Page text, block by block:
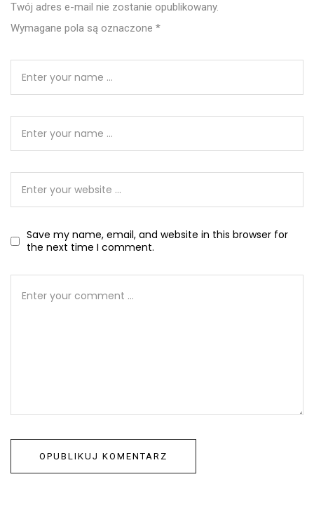
Twój adres e-mail nie zostanie opublikowany.
Wymagane pola są oznaczone *
Save my name, email, and website in this browser for
the next time I comment.